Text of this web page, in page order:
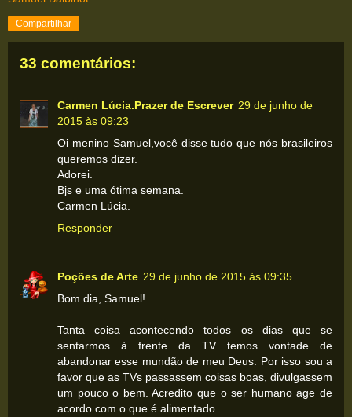
Compartilhar
33 comentários:
Carmen Lúcia.Prazer de Escrever 29 de junho de
2015 às 09:23
Oi menino Samuel,você disse tudo que nós brasileiros
queremos dizer.
Adorei.
Bjs e uma ótima semana.
Carmen Lúcia.
Responder
Poções de Arte 29 de junho de 2015 às 09:35
Bom dia, Samuel!
Tanta coisa acontecendo todos os dias que se
sentarmos à frente da TV temos vontade de
abandonar esse mundão de meu Deus. Por isso sou a
favor que as TVs passassem coisas boas, divulgassem
um pouco o bem. Acredito que o ser humano age de
acordo com o que é alimentado.